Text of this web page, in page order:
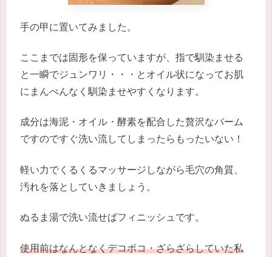
手の甲に置いてみました。
ここまでは固形を保っていますが、指で馴染ませる
と一瞬でジュンワリ・・・とオイル状になってお肌
にまんべんなく馴染ませやすくなります。
成分は海泥・オイル・酵素を配合した贅沢なバーム
ですのですぐ洗い流してしまったらもったいない！
軽い力でくるくるマッサージしながら毛穴の角質、
汚れを落としていきましょう。
ぬるま湯で洗い流せばフィニッシュです。
使用前はなんとなくデコボコ・ざらざらしていた私